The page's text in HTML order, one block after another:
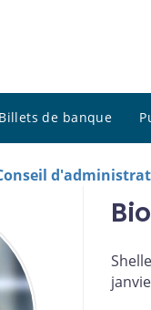
Billets de banque